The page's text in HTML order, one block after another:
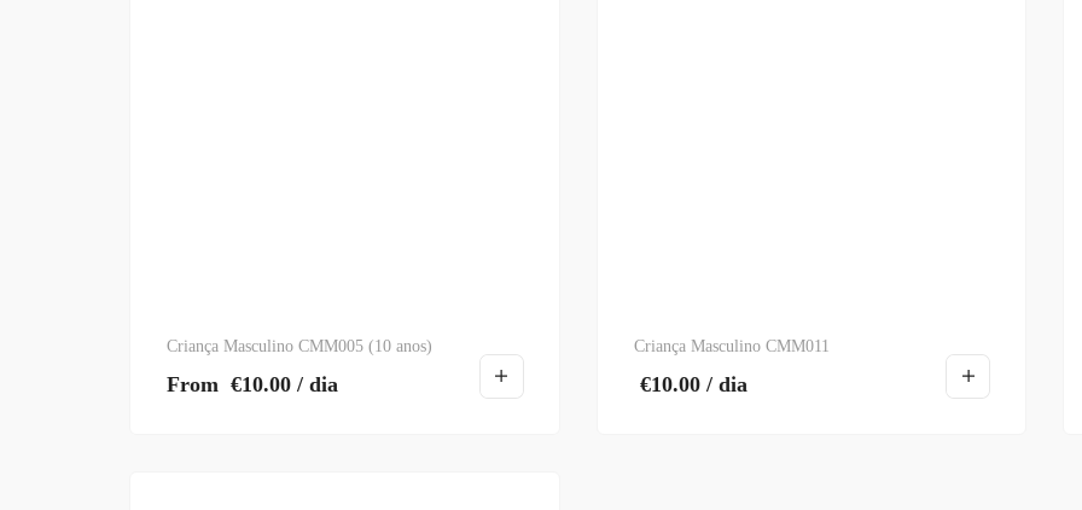
Criança Masculino CMM005 (10 anos)
From €10.00 / dia
Criança Masculino CMM011
€10.00/ dia